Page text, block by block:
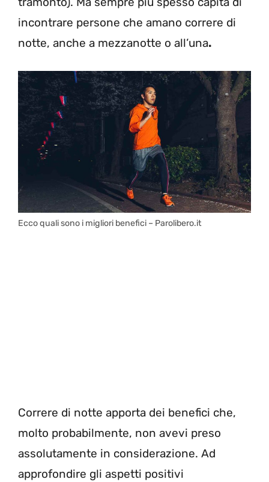
incontrare persone che amano correre di
notte, anche a mezzanotte o all’una.
Ecco quali sono i migliori benefici – Parolibero.it
Correre di notte apporta dei benefici che,
molto probabilmente, non avevi preso
assolutamente in considerazione. Ad
approfondire gli aspetti positivi